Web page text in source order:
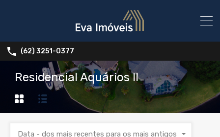
(62) 3251-0377
Residencial Aquários II
Data - dos mais recentes para os mais antigos